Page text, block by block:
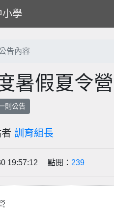
學
告內容
暑假夏令
則公告
訓育組長
19:57:12 點閱： 239